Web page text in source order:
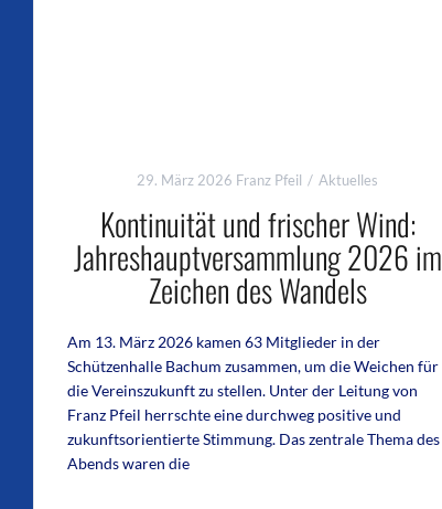
29. März 2026 Franz Pfeil Aktuelles
Kontinuität und frischer Wind:
Jahreshauptversammlung 2026 im
Zeichen des Wandels
Am 13. März 2026 kamen 63 Mitglieder in der
Schützenhalle Bachum zusammen, um die Weichen für
die Vereinszukunft zu stellen. Unter der Leitung von
Franz Pfeil herrschte eine durchweg positive und
zukunftsorientierte Stimmung. Das zentrale Thema des
Abends waren die